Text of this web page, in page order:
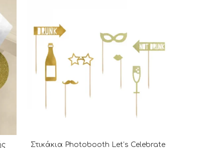
ΠΡΟΣΘΉΚΗ ΣΤΟ ΚΑΛΆΘΙ
Στικάκια Photobooth Let’s Celebrate